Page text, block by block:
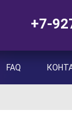
+7-
FAQ